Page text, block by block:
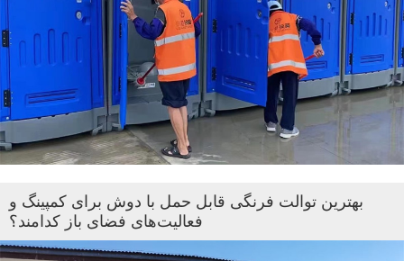
بهترین توالت فرنگی قابل حمل با دوش برای کمپینگ و
فعالیت‌های فضای باز کدامند؟